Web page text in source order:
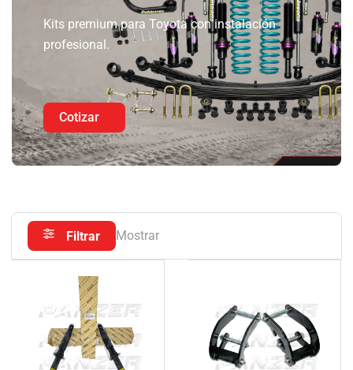
Kits premium para Toyota con instalación
profesional.
Cotizar
Filtrar Mostrar